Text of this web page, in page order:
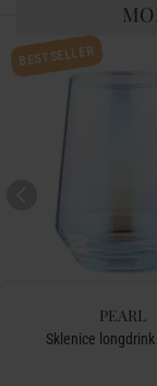
BESTSELLER
PEARL
Sklenice longdrink